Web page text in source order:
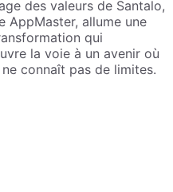
des valeurs de Santalo,
AppMaster, allume une
qui
la voie à un avenir où
connaît pas de limites.